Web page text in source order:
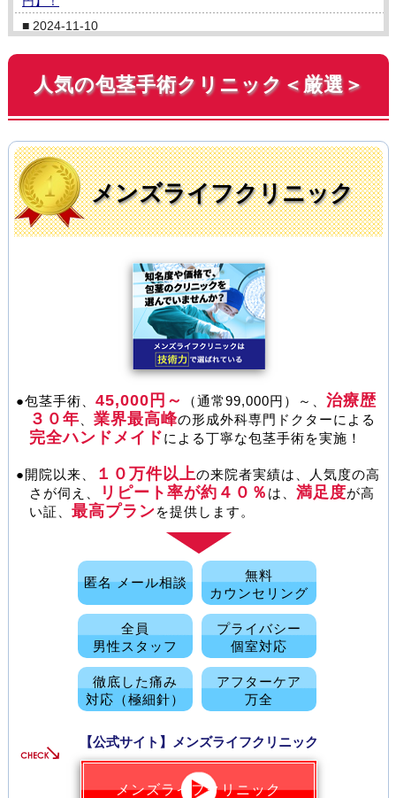
■ 2024-11-10
■ 2023-10-01
【新店舗の案内】 千葉（柏院）・静岡院 開院！
■ 2023-04-25
メンズライフクリニック
【新店舗の案内】 金沢院・岡山駅前院 開院！
■ 2023-04-25
エーツークリニック
大阪 開院！
メンズライフクリニック
熊本 開院！
エーツー美容外科
【キャンペーン】 シニア割 ２０％割引中！
■ 2021-12-28
МＳクリニック
【新店舗の案内】 名古屋 開院！
■ 2021-11-01
高松・高崎 開院！
■ 2021-01-20
アトムクリニック
【新治療の案内】 低価格のサービス追加！
メンズライフクリニック
■ 2020-11-20
アトムクリニック
■ 2020-07-01
東京スカイクリニック
【社名変更の案内】
メンズライフクリニックへ！
人気の包茎手術クリニック＜厳選＞
メンズライフクリニック
●包茎手術、 45,000円～ （通常99,000円）～、 治療歴
３０年
業界最高峰の形成外科専門ドクターによる
完全ハンドメイドによる丁寧な包茎手術を実施！
●開院以来、 １０万件以上の来院者実績は、人気度の高
さが伺え、
リピート率が約４０％ は、 満足度が高
い証、 最高プランを提供します。
匿名 メール相談
無料
カウンセリング
全員
男性スタッフ
プライバシー
個室対応
徹底した痛み
対応（極細針）
アフターケア
万全
【公式サイト】メンズライフクリニック
メンズライフクリニック